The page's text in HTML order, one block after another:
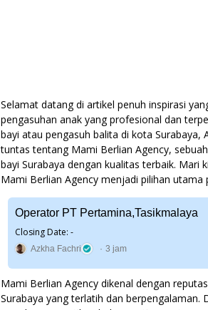
Selamat datang di artikel penuh inspirasi
pengasuhan anak yang profesional dan
bayi atau pengasuh balita di kota
tuntas tentang Mami Berlian Agency,
bayi Surabaya dengan kualitas terbaik.
Mami Berlian Agency menjadi pilihan utama
Operator PT Pertamina,Tasikmalaya
Closing Date: -
Azkha Fachri 3 jam
Mami Berlian Agency dikenal dengan
Surabaya yang terlatih dan berpengalaman.